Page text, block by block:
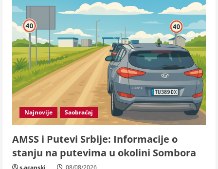
Najnovije Saobraćaj
AMSS i Putevi Srbije: Informacije o
stanju na putevima u okolini Sombora